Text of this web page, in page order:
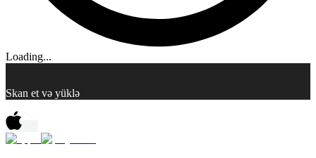
Loading...
Skan et və yüklə